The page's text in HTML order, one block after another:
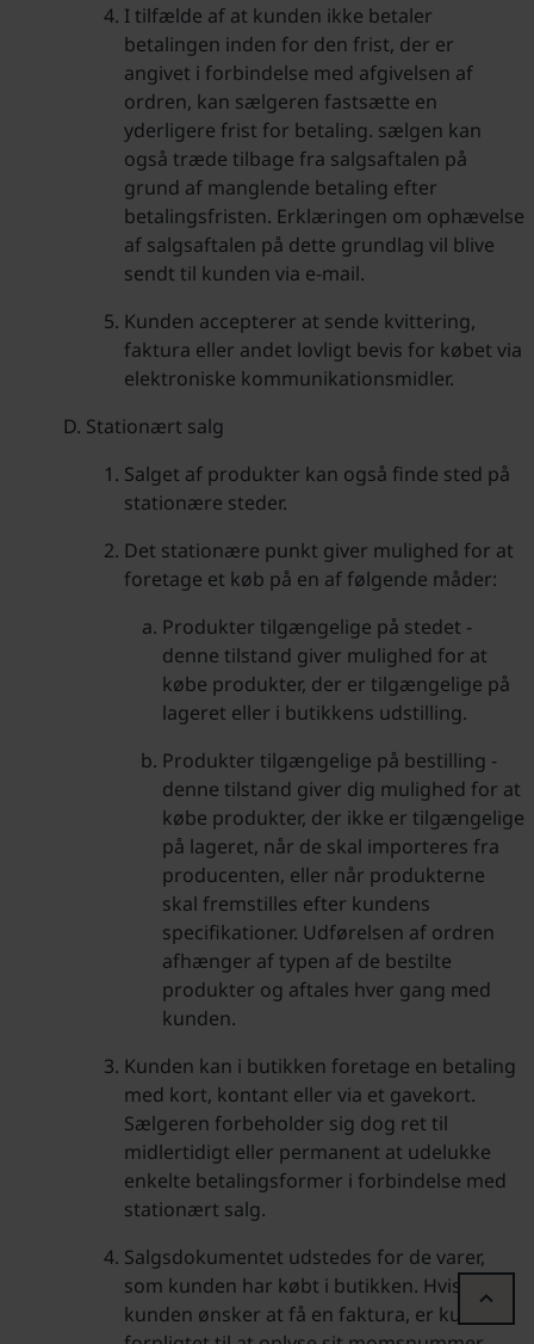
I tilfælde af at kunden ikke betaler
betalingen inden for den frist, der er
angivet i forbindelse med afgivelsen af
ordren, kan sælgeren fastsætte en
yderligere frist for betaling. sælgen kan
også træde tilbage fra salgsaftalen på
grund af manglende betaling efter
betalingsfristen. Erklæringen om ophævelse
af salgsaftalen på dette grundlag vil blive
sendt til kunden via e-mail.
Kunden accepterer at sende kvittering,
faktura eller andet lovligt bevis for købet via
elektroniske kommunikationsmidler.
Stationært salg
Salget af produkter kan også finde sted på
stationære steder.
Det stationære punkt giver mulighed for at
foretage et køb på en af følgende måder:
Produkter tilgængelige på stedet -
denne tilstand giver mulighed for at
købe produkter, der er tilgængelige på
lageret eller i butikkens udstilling.
Produkter tilgængelige på bestilling -
denne tilstand giver dig mulighed for at
købe produkter, der ikke er tilgængelige
på lageret, når de skal importeres fra
producenten, eller når produkterne
skal fremstilles efter kundens
specifikationer. Udførelsen af ordren
afhænger af typen af de bestilte
produkter og aftales hver gang med
kunden.
Kunden kan i butikken foretage en betaling
med kort, kontant eller via et gavekort.
Sælgeren forbeholder sig dog ret til
midlertidigt eller permanent at udelukke
enkelte betalingsformer i forbindelse med
stationært salg.
Salgsdokumentet udstedes for de varer,
som kunden har købt i butikken. Hvis
kunden ønsker at få en faktura, er kunden